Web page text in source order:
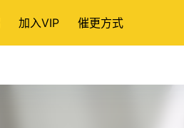
加入VIP 催更方式